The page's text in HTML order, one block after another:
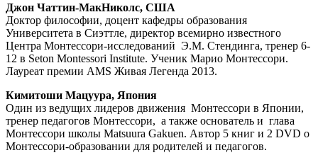
Джон Чаттин-МакНиколс, США
Доктор философии, доцент кафедры образования
Университета в Сиэттле, директор всемирно известного
Центра Монтессори-исследований Э.М. Стендинга, тренер 6-
12 в Seton Montessori Institute. Ученик Марио Монтессори.
Лауреат премии AMS Живая Легенда 2013.
Кимитоши Мацуура, Япония
Один из ведущих лидеров движения Монтессори в Японии,
тренер педагогов Монтессори, а также основатель и глава
Монтессори школы Matsuura Gakuen. Автор 5 книг и 2 DVD о
Монтессори-образовании для родителей и педагогов.